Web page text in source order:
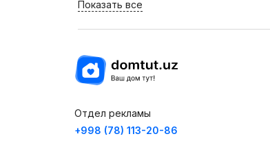
Показать все
Отдел рекламы
+998 (78) 113-20-86